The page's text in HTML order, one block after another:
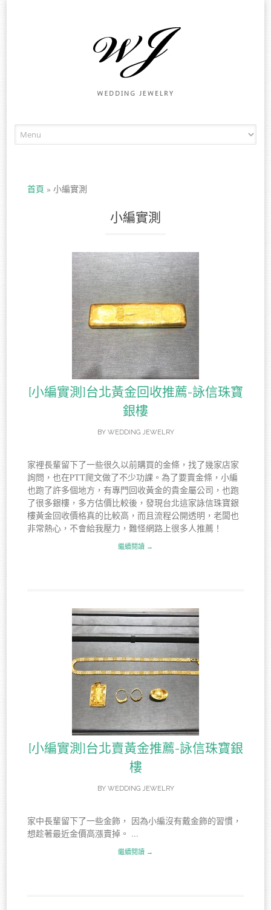
首頁 » 小編實測
小編實測
[小編實測]台北黃金回收推薦-詠信珠寶
銀樓
BY WEDDING JEWELRY
家裡長輩留下了一些很久以前購買的金條，找了幾家店家
詢問，也在PTT爬文做了不少功課。為了要賣金條，小編
也跑了許多個地方，有專門回收黃金的貴金屬公司，也跑
了很多銀樓，多方估價比較後，發現台北這家詠信珠寶銀
樓黃金回收價格真的比較高，而且流程公開透明，老闆也
非常熱心，不會給我壓力，難怪網路上很多人推薦！
繼續閱讀 →
[小編實測]台北賣黃金推薦-詠信珠寶銀
樓
BY WEDDING JEWELRY
家中長輩留下了一些金飾， 因為小編沒有戴金飾的習慣，
想趁著最近金價高漲賣掉。 ...
繼續閱讀 →